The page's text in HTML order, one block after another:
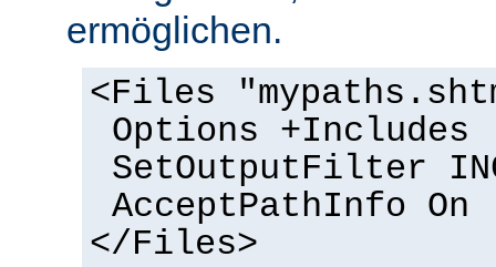
ermöglichen.
<Files
Options +Includes
SetOutputFilter
AcceptPathInfo On
</Files>